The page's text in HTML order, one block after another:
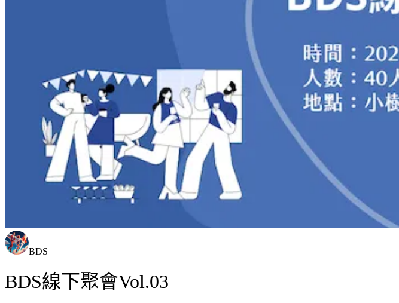
BDS
BDS線下聚會Vol.03